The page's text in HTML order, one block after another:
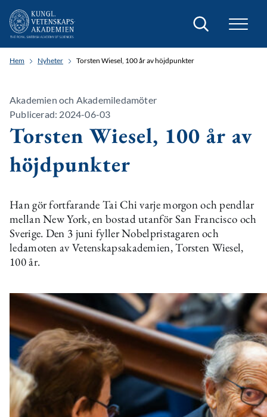
Sök
Hem Nyheter Torsten Wiesel, 100 år av höjdpunkter
Akademien och Akademiledamöter
Publicerad: 2024-06-03
Torsten Wiesel, 100 år av
höjdpunkter
Han gör fortfarande Tai Chi varje morgon och pendlar
mellan New York, en bostad utanför San Francisco och
Sverige. Den 3 juni fyller Nobelpristagaren och
ledamoten av Vetenskapsakademien, Torsten Wiesel,
100 år.